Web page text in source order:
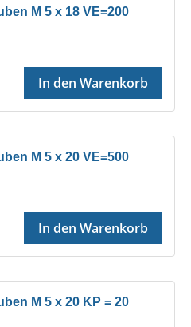
M 5 x 18 VE=200
In den Warenkorb
M 5 x 20 VE=500
In den Warenkorb
M 5 x 20 KP = 20